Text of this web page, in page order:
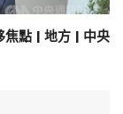
點 | 地方 | 中央